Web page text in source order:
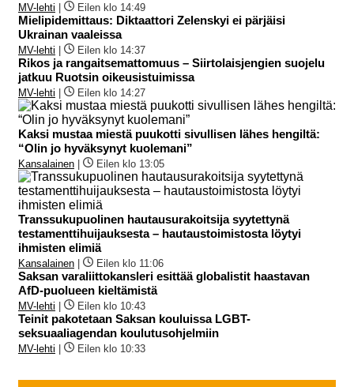
MV-lehti Eilen klo 14:49
Mielipidemittaus: Diktaattori Zelenskyi ei pärjäisi
Ukrainan vaaleissa
MV-lehti Eilen klo 14:37
Rikos ja rangaitsemattomuus – Siirtolaisjengien suojelu
jatkuu Ruotsin oikeusistuimissa
MV-lehti Eilen klo 14:27
Kaksi mustaa miestä puukotti sivullisen lähes hengiltä:
“Olin jo hyväksynyt kuolemani”
Kansalainen Eilen klo 13:05
Transsukupuolinen hautausurakoitsija syytettynä
testamenttihuijauksesta – hautaustoimistosta löytyi
ihmisten elimiä
Kansalainen Eilen klo 11:06
Saksan varaliittokansleri esittää globalistit haastavan
AfD-puolueen kieltämistä
MV-lehti Eilen klo 10:43
Teinit pakotetaan Saksan kouluissa LGBT-
seksuaaliagendan koulutusohjelmiin
MV-lehti Eilen klo 10:33